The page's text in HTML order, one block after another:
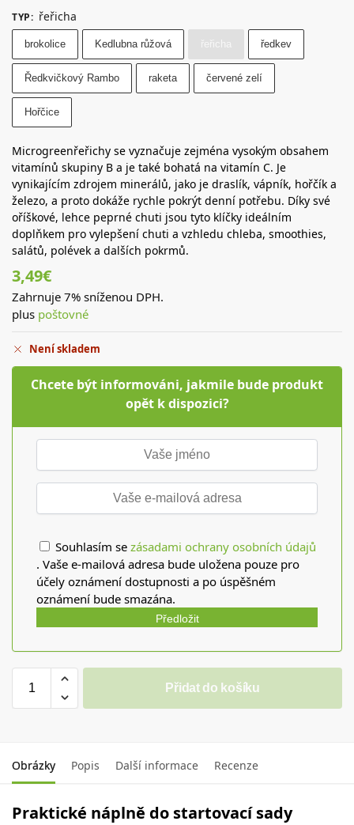
TYP: řeřicha
brokolice Kedlubna růžová řeřicha ředkev
Ředkvičkový Rambo raketa červené zelí
Hořčice
Microgreenřeřichy se vyznačuje zejména vysokým obsahem
vitamínů skupiny B a je také bohatá na vitamín C. Je
vynikajícím zdrojem minerálů, jako je draslík, vápník, hořčík a
železo, a proto dokáže rychle pokrýt denní potřebu. Díky své
oříškové, lehce peprné chuti jsou tyto klíčky ideálním
doplňkem pro vylepšení chuti a vzhledu chleba, smoothies,
salátů, polévek a dalších pokrmů.
3,49€
Zahrnuje 7% sníženou DPH.
plus poštovné
Není skladem
Chcete být informováni, jakmile bude produkt
opět k dispozici?
Souhlasím se zásadami ochrany osobních údajů
. Vaše e-mailová adresa bude uložena pouze pro
účely oznámení dostupnosti a po úspěšném
oznámení bude smazána.
Předložit
Přidat do košíku
Obrázky Popis Další informace Recenze
Praktické náplně do startovací sady